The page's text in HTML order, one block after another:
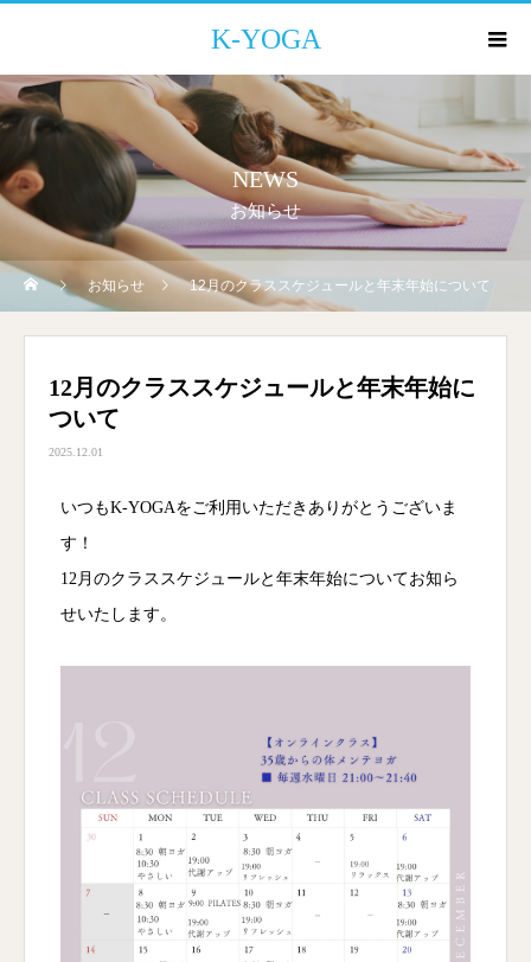
K-YOGA
NEWS
お知らせ
お知らせ 12月のクラススケジュールと年末年始について
12月のクラススケジュールと年末年始に
ついて
2025.12.01
いつもK-YOGAをご利用いただきありがとうございま
す！
12月のクラススケジュールと年末年始についてお知ら
せいたします。